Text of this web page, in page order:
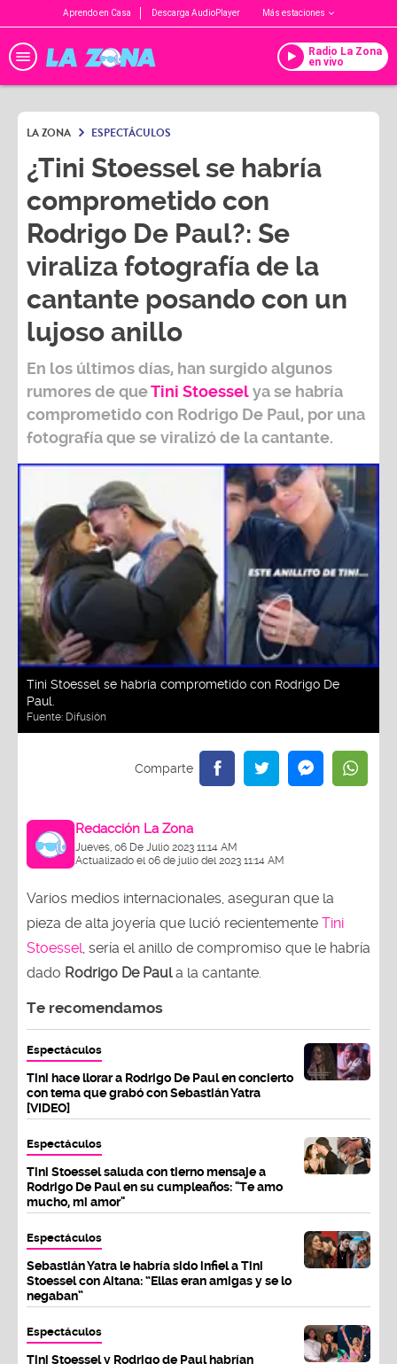
Aprendo en Casa Descarga AudioPlayer Más estaciones
Radio La Zona
en vivo
LA ZONA ESPECTÁCULOS
¿Tini Stoessel se habría
comprometido con
Rodrigo De Paul?: Se
viraliza fotografía de la
cantante posando con un
lujoso anillo
En los últimos días, han surgido algunos
rumores de queTini Stoesselya se habría
comprometido con Rodrigo De Paul, por una
fotografía que se viralizó de la cantante.
Tini Stoessel se habría comprometido con Rodrigo De
Paul.
Fuente: Difusión
Redacción La Zona
Jueves, 06 De Julio 2023 11:14 AM
Actualizado el 06 de julio del 2023 11:14 AM
Varios medios internacionales, aseguran que la
pieza de alta joyería que lució recientemente Tini
Stoessel , sería el anillo de compromiso que le habría
dado Rodrigo De Paula la cantante.
Te recomendamos
Espectáculos
Tini hace llorar a Rodrigo De Paul en concierto
con tema que grabó con Sebastián Yatra
[VIDEO]
Espectáculos
Tini Stoessel saluda con tierno mensaje a
Rodrigo De Paul en su cumpleaños: "Te amo
mucho, mi amor"
Espectáculos
Sebastián Yatra le habría sido infiel a Tini
Stoessel con Aitana: “Ellas eran amigas y se lo
negaban”
Espectáculos
Tini Stoessel y Rodrigo de Paul habrían